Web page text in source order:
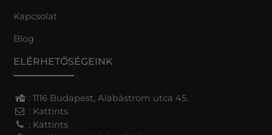
Kapcsolat
Blog
ELÉRHETŐSÉGEINK
: 1116 Budapest, Alabástrom utca 45.
: Kattints
: Kattints